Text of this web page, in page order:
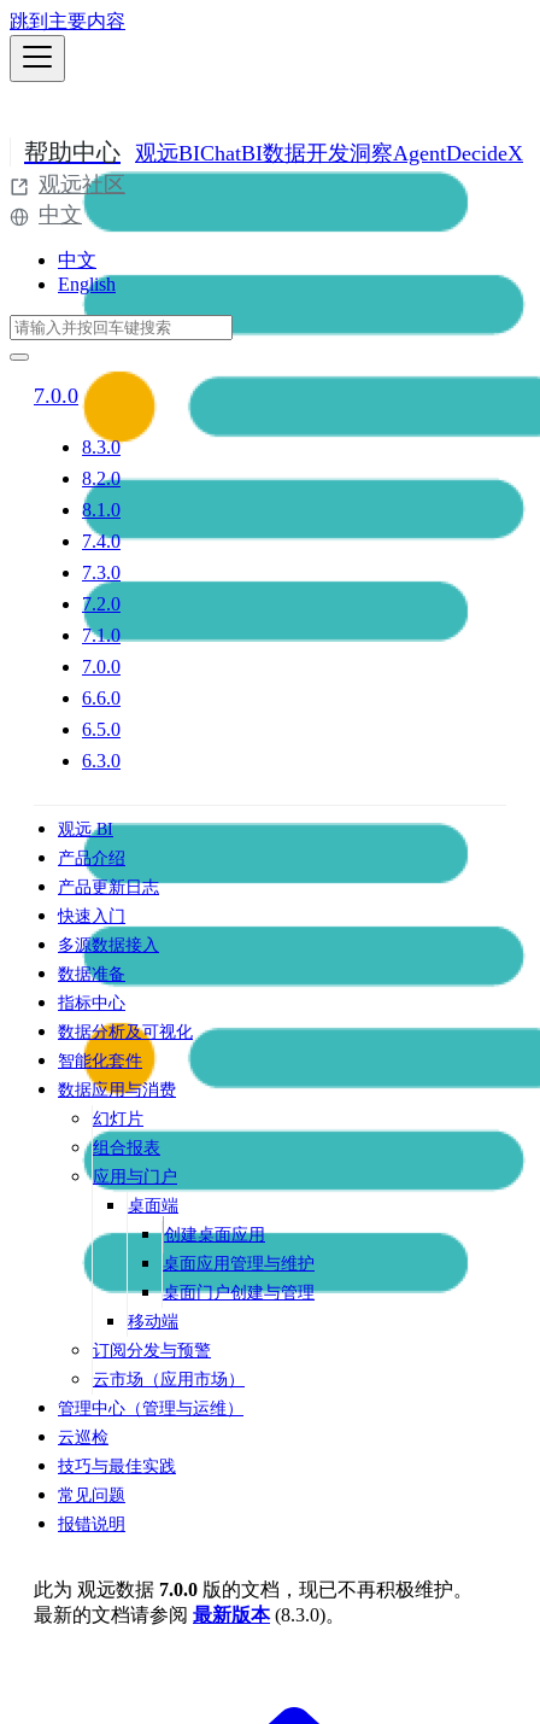
跳到主要内容
帮助中心 观远BIChatBI数据开发洞察AgentDecideX
观远社区
中文
中文
English
7.0.0
8.3.0
8.2.0
8.1.0
7.4.0
7.3.0
7.2.0
7.1.0
7.0.0
6.6.0
6.5.0
6.3.0
观远 BI
产品介绍
产品更新日志
快速入门
多源数据接入
数据准备
指标中心
数据分析及可视化
智能化套件
数据应用与消费
幻灯片
组合报表
应用与门户
桌面端
创建桌面应用
桌面应用管理与维护
桌面门户创建与管理
移动端
订阅分发与预警
云市场（应用市场）
管理中心（管理与运维）
云巡检
技巧与最佳实践
常见问题
报错说明
此为 观远数据 7.0.0 版的文档，现已不再积极维护。
最新的文档请参阅 最新版本(8.3.0)。